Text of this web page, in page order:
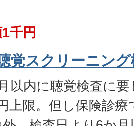
千円
覚スクリーニン
以内に聴覚検査に
上限。但し保険診